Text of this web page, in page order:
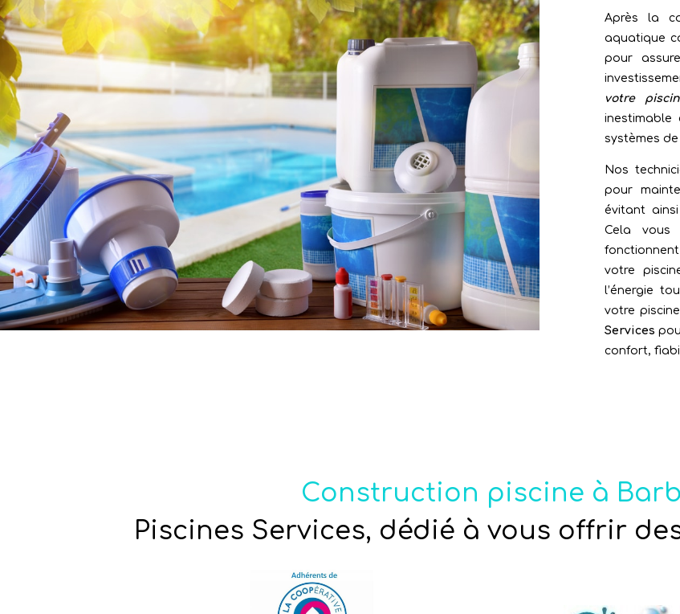
Après la
aquatique
pour
votre
systèmes
Nos
pour
évitant
Cela vous
votre
l’énergie
votre
Services
confort,
Construction piscine à
Piscines Services, dédié à vous offrir